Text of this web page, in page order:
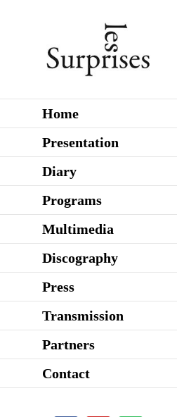
Home
Presentation
Diary
Programs
Multimedia
Discography
Press
Transmission
Partners
Contact